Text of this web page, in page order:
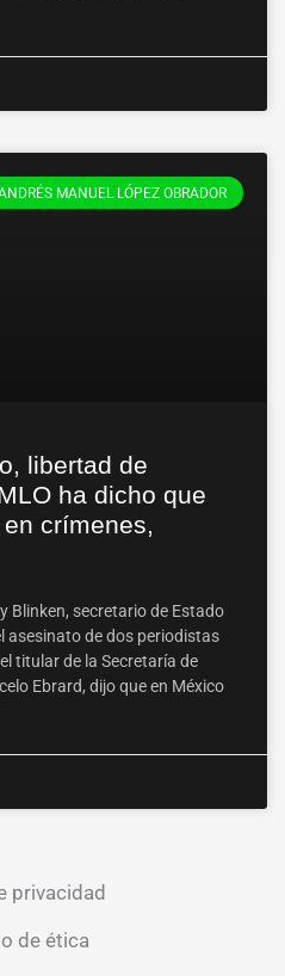
MANUEL LÓPEZ OBRADOR
libertad de
ha dicho que
en crímenes,
Blinken, secretario de Estado
asesinato de dos periodistas
titular de la Secretaría de
Ebrard, dijo que en México
privacidad
de ética